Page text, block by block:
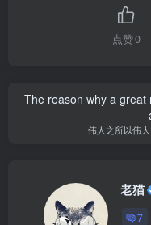
点赞0
The reason why a
伟人之所以伟
老猫
7